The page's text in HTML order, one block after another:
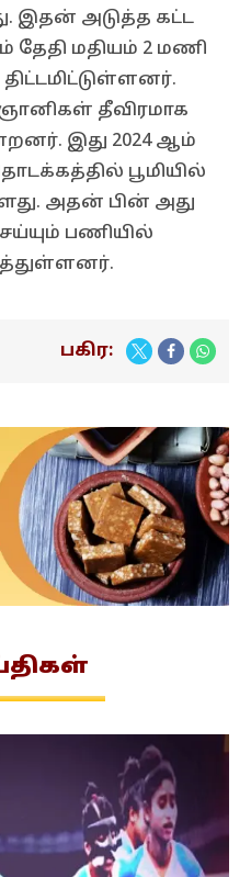
இதன் அடுத்த கட்ட
தேதி மதியம் 2 மணி
தீவிரமாக
இது 2024 ஆம்
பூமியில்
அதன் பின் அது
பணியில்
பகிர: